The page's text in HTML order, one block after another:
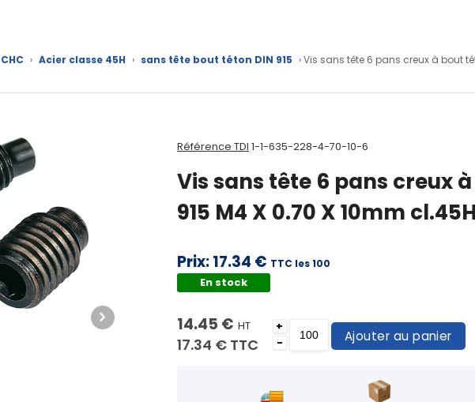
› Acier classe 45H › sans tête bout téton DIN 915 › Vis sans tête 6 pans creux à bout
Référence TDI 1-1-635-228-4-70-10-6
Vis sans tête 6 pans creux
915 M4 X 0.70 X 10mm cl.45H
Prix:17.34 € TTC les 100
En stock
14.45 € HT
17.34 € TTC
+
-
Ajouter au panier